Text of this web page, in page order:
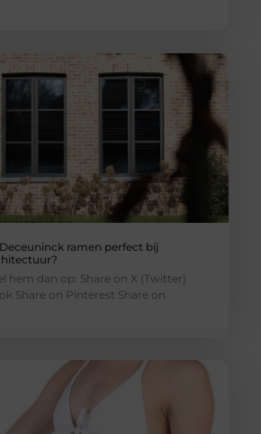
ramen perfect bij
hem dan op: Share on X (Twitter)
Share on Pinterest Share on